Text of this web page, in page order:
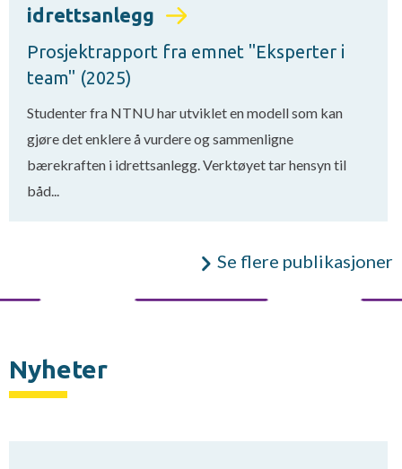
idrettsanlegg
Prosjektrapport fra emnet "Eksperter i
team" (2025)
Studenter fra NTNU har utviklet en modell som kan
gjøre det enklere å vurdere og sammenligne
bærekraften i idrettsanlegg. Verktøyet tar hensyn til
båd...
Se flere publikasjoner
Nyheter